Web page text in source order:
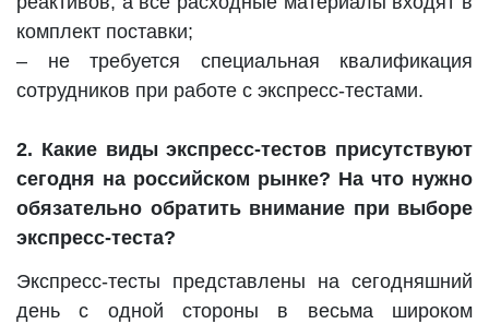
комплект поставки;
– не требуется специальная квалификация
сотрудников при работе с экспресс-тестами.
2. Какие виды экспресс-тестов присутствуют
сегодня на российском рынке? На что нужно
обязательно обратить внимание при выборе
экспресс-теста?
Экспресс-тесты представлены на сегодняшний
день с одной стороны в весьма широком